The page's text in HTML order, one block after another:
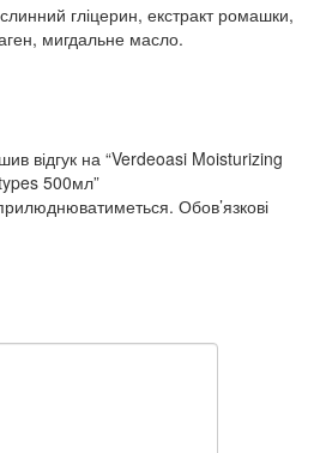
гліцерин, екстракт ромашки,
мигдальне масло.
відгук на “Verdeoasi Moisturizing
500мл”
Обов’язкові